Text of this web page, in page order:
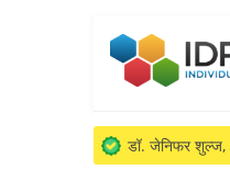
डॉ. जेनिफर शुल्ज,